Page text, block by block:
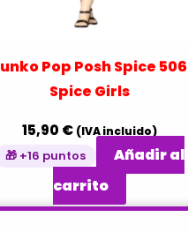
Pop Posh Spice 506
Spice Girls
15,90 € (IVA incluido)
🎁 +16 puntos
Añadir al
carrito